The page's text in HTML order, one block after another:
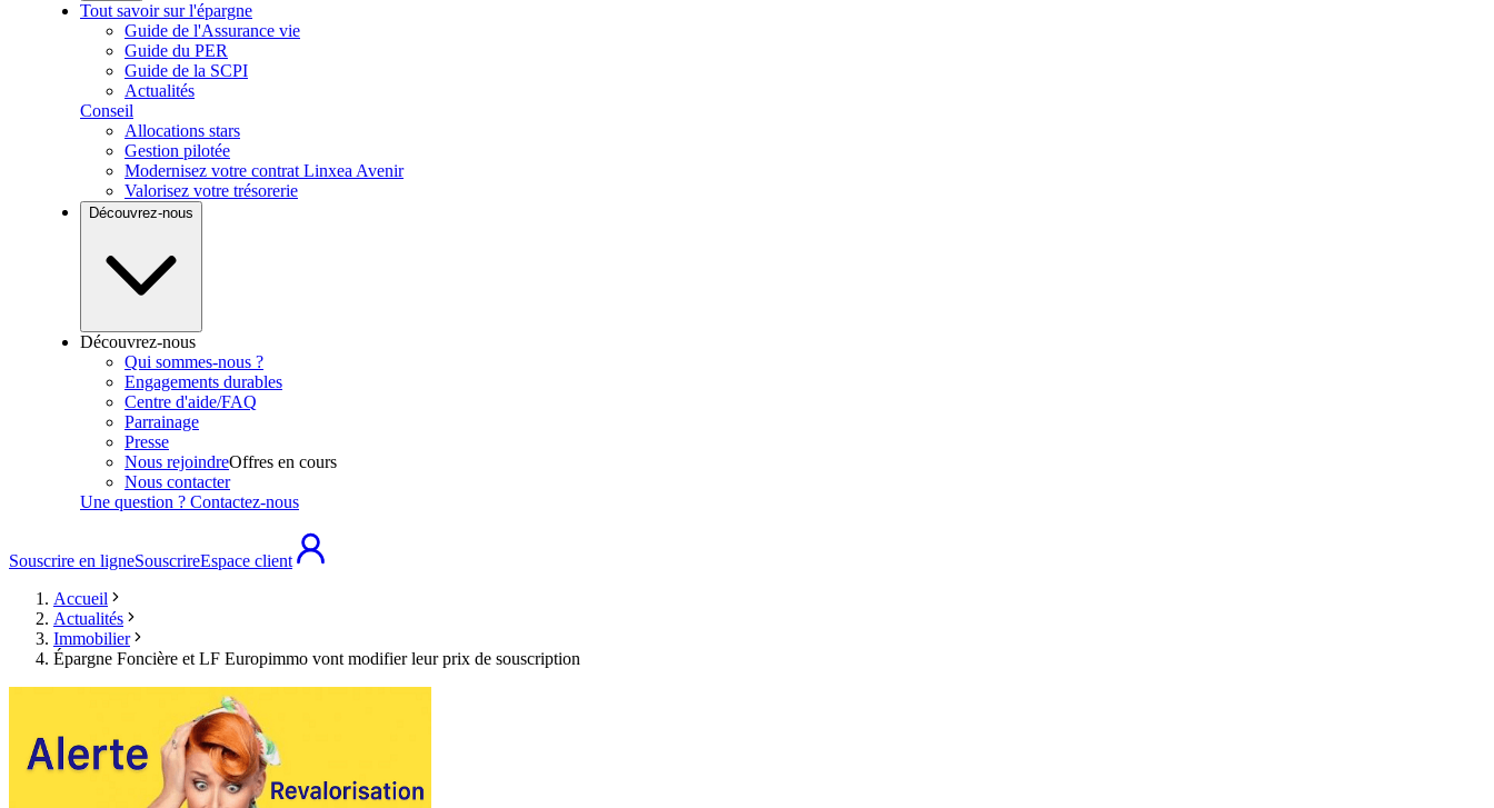
Tout savoir sur l'épargne
Guide de l'Assurance vie
Guide du PER
Guide de la SCPI
Actualités
Conseil
Allocations stars
Gestion pilotée
Modernisez votre contrat Linxea Avenir
Valorisez votre trésorerie
Découvrez-nous
Découvrez-nous
Qui sommes-nous ?
Engagements durables
Centre d'aide/FAQ
Parrainage
Presse
Nous rejoindreOffres en cours
Nous contacter
Une question ? Contactez-nous
Souscrire en ligneSouscrireEspace client
Accueil
Actualités
Immobilier
Épargne Foncière et LF Europimmo vont modifier leur prix de souscription